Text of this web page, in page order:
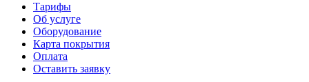
Тарифы
Об услуге
Оборудование
Карта покрытия
Оплата
Оставить заявку